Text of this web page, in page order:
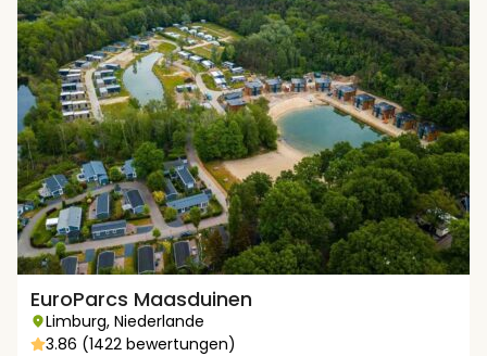
EuroParcs Maasduinen
Limburg, Niederlande
3.86 (1422 bewertungen)